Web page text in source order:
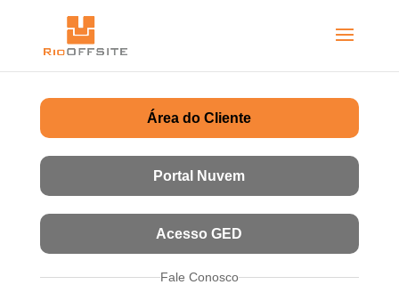
Área do Cliente
Portal Nuvem
Acesso GED
Fale Conosco